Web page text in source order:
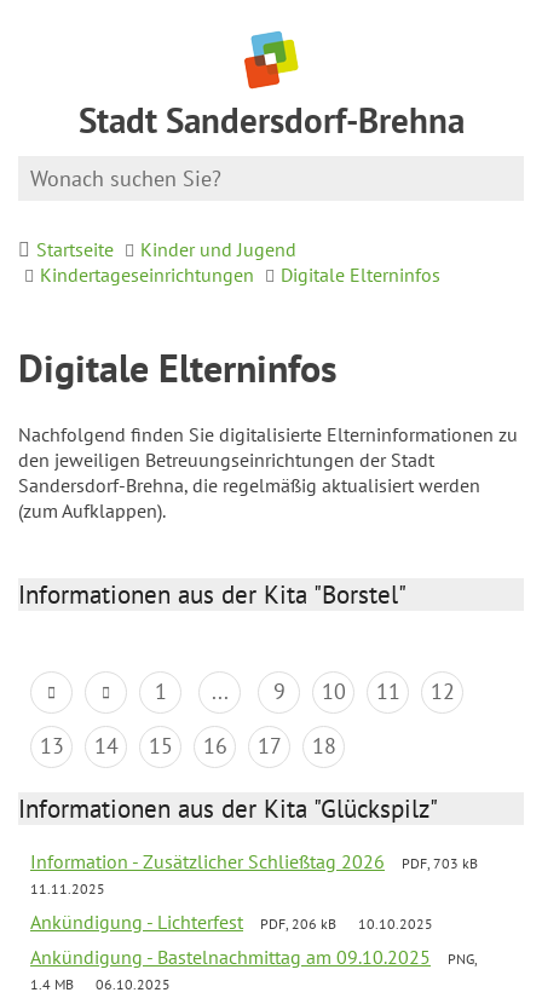
Stadt Sandersdorf-Brehna
Startseite
Kinder und Jugend
Kindertageseinrichtungen
Digitale Elterninfos
Digitale Elterninfos
Nachfolgend finden Sie digitalisierte Elterninformationen zu
den jeweiligen Betreuungseinrichtungen der Stadt
Sandersdorf-Brehna, die regelmäßig aktualisiert werden
(zum Aufklappen).
Informationen aus der Kita "Borstel"
1 ... 9 10 11
12
13
14 15 16 17 18
Informationen aus der Kita "Glückspilz"
Information - Zusätzlicher Schließtag 2026
PDF, 703 kB
11.11.2025
Ankündigung - Lichterfest PDF, 206 kB 10.10.2025
Ankündigung - Bastelnachmittag am 09.10.2025
PNG,
1.4 MB
06.10.2025